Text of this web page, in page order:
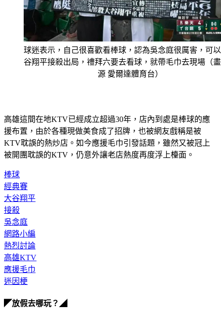
球迷表示，自己很喜歡看棒球，認為吳念庭很厲害，可
谷翔平接殺出局，禮拜六要去看球，就帶毛巾去現場（
高雄這間在地KTV已經成立超過30年，店內到處是棒球的應
援布置，由於各種現做美食成了招牌，也被網友戲稱是被
KTV耽誤的熱炒店。如今應援毛巾引發話題，雖然又被冠上
棒球
經典賽
大谷翔平
接殺
吳念庭
網路小編
熱烈討論
高雄KTV
應援毛巾